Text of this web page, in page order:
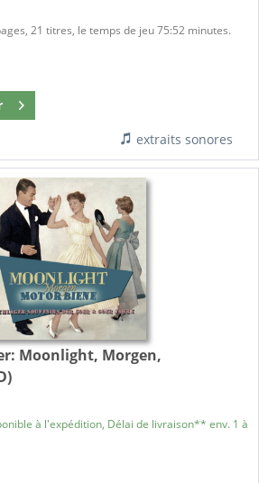
21 titres, le temps de jeu 75:52 minutes.
extraits sonores
Moonlight, Morgen,
à l'expédition, Délai de livraison** env. 1 à